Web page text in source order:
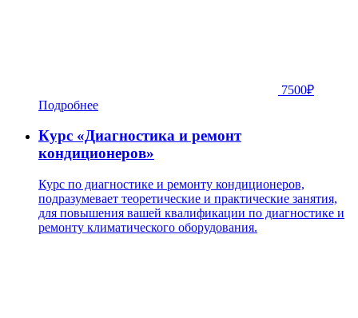
7500₽
Подробнее
Курс «Диагностика и ремонт
кондиционеров»
Курс по диагностике и ремонту кондиционеров,
подразумевает теоретические и практические занятия,
для повышения вашей квалификации по диагностике и
ремонту климатического оборудования.